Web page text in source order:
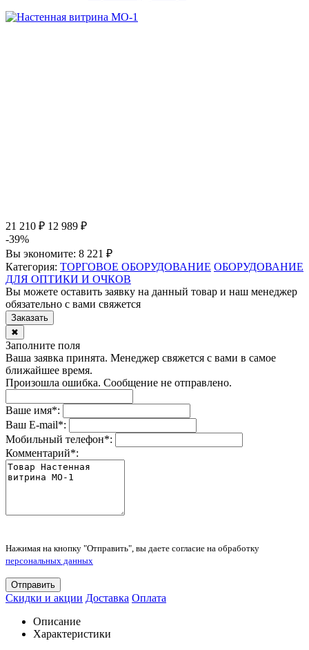
21 210 ₽ 12 989 ₽
-39%
Вы экономите: 8 221 ₽
Категория: ТОРГОВОЕ ОБОРУДОВАНИЕ ОБОРУДОВАНИЕ
ДЛЯ ОПТИКИ И ОЧКОВ
Вы можете оставить заявку на данный товар и наш менеджер
обязательно с вами свяжется
Заказать
✖
Заполните поля
Ваша заявка принята. Менеджер свяжется с вами в самое
ближайшее время.
Произошла ошибка. Сообщение не отправлено.
Ваше имя*:
Ваш E-mail*:
Мобильный телефон*:
Комментарий*:
Нажимая на кнопку "Отправить", вы даете согласие на обработку
персональных данных
Отправить
Скидки и акции Доставка Оплата
Описание
Характеристики